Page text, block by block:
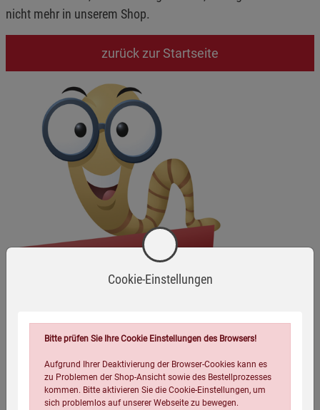
nicht mehr in unserem Shop.
zurück zur Startseite
Cookie-Einstellungen
Bitte prüfen Sie Ihre Cookie Einstellungen des Browsers!
Aufgrund Ihrer Deaktivierung der Browser-Cookies kann es
zu Problemen der Shop-Ansicht sowie des Bestellprozesses
kommen. Bitte aktivieren Sie die Cookie-Einstellungen, um
sich problemlos auf unserer Webseite zu bewegen.